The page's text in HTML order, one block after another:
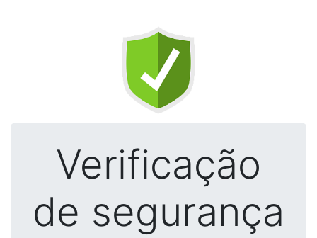
Verificação
de segurança